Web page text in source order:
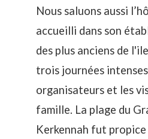
Nous saluons aussi
accueilli dans son
des plus anciens de
trois journées
organisateurs et les
famille. La plage du
Kerkennah fut propice